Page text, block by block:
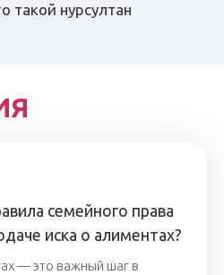
такой нурсултан
семейного права
иска о алиментах?
— это важный шаг в